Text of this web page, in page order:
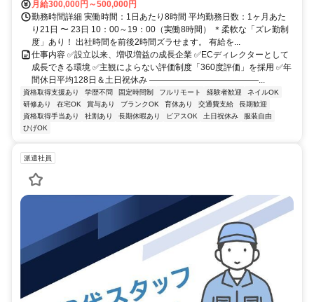
月給300,000円～500,000円
勤務時間詳細 実働時間：1日あたり8時間 平均勤務日数：1ヶ月あた
り21日 〜 23日 10：00～19：00（実働8時間） ＊柔軟な「ズレ勤制
度」あり！ 出社時間を前後2時間ズラせます。 有給を...
仕事内容 ✅設立以来、増収増益の成長企業 ✅ECディレクターとして
成長できる環境 ✅主観によらない評価制度「360度評価」を採用 ✅年
間休日平均128日＆土日祝休み ―――――――――――――...
資格取得支援あり 学歴不問 固定時間制 フルリモート 経験者歓迎
ネイルOK
研修あり
在宅OK 賞与あり ブランクOK 育休あり 交通費支給
長期歓迎
資格取得手当あり
社割あり 長期休暇あり ピアスOK 土日祝休み
服装自由
ひげOK
派遣社員